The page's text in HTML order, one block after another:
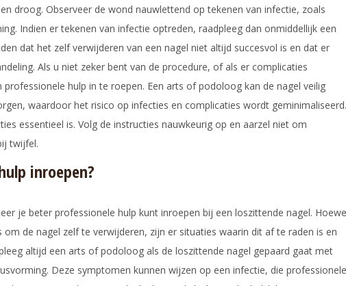
droog. Observeer de wond nauwlettend op tekenen van infectie, zoals
Indien er tekenen van infectie optreden, raadpleeg dan onmiddellijk een
dat het zelf verwijderen van een nagel niet altijd succesvol is en dat er
Als u niet zeker bent van de procedure, of als er complicaties
hulp in te roepen. Een arts of podoloog kan de nagel veilig
waardoor het risico op infecties en complicaties wordt geminimaliseerd.
essentieel is. Volg de instructies nauwkeurig op en aarzel niet om
twijfel.
inroepen?
je beter professionele hulp kunt inroepen bij een loszittende nagel.
de nagel zelf te verwijderen, zijn er situaties waarin dit af te raden is en
altijd een arts of podoloog als de loszittende nagel gepaard gaat met
Deze symptomen kunnen wijzen op een infectie, die professionele